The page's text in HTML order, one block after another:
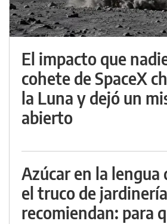
El impacto que
cohete de SpaceX
la Luna y dejó un
abierto
Azúcar en la lengua
el truco de
recomiendan: para